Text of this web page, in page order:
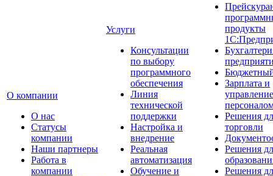
О компании
О нас
Cтатусы
компании
Наши партнеры
Работа в
компании
Услуги
Консультации
по выбору
программного
обеспечения
Линия
технической
поддержки
Настройка и
внедрение
Реальная
автоматизация
Обучение и
продукты
Зарплата и
управление
Решения
торговли
Решения
Решения